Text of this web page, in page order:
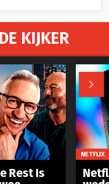
KIJKER

Rest Is
NETFLIX